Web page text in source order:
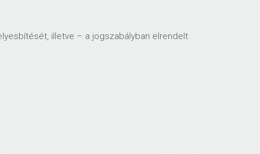
illetve – a jogszabályban elrendelt